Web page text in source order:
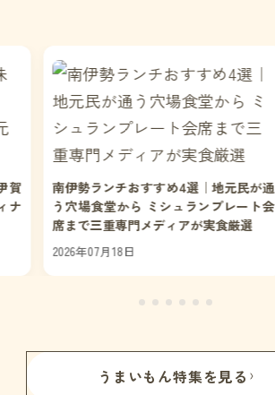
賀
ナ
南伊勢ランチおすすめ4選｜地元民が通
う穴場食堂から ミシュランプレート会
席まで三重専門メディアが実食厳選
2026年07月18日
うまいもん特集を見る